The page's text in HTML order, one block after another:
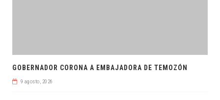
GOBERNADOR CORONA A EMBAJADORA DE TEMOZÓN
9 agosto, 2026